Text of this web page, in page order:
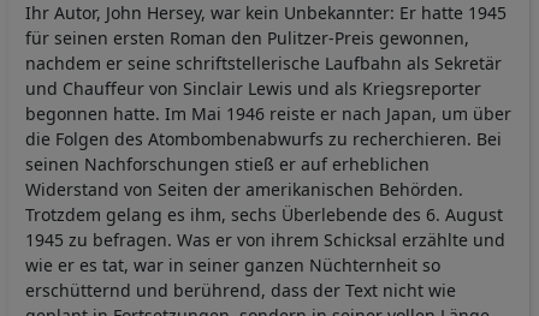
Ihr Autor, John Hersey, war kein Unbekannter: Er hatte 1945
für seinen ersten Roman den Pulitzer-Preis gewonnen,
nachdem er seine schriftstellerische Laufbahn als Sekretär
und Chauffeur von Sinclair Lewis und als Kriegsreporter
begonnen hatte. Im Mai 1946 reiste er nach Japan, um über
die Folgen des Atombombenabwurfs zu recherchieren. Bei
seinen Nachforschungen stieß er auf erheblichen
Widerstand von Seiten der amerikanischen Behörden.
Trotzdem gelang es ihm, sechs Überlebende des 6. August
1945 zu befragen. Was er von ihrem Schicksal erzählte und
wie er es tat, war in seiner ganzen Nüchternheit so
erschütternd und berührend, dass der Text nicht wie